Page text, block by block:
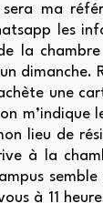
sera ma
les
la chambre
dimanche.
une
m’indique
lieu de
à la
à 11